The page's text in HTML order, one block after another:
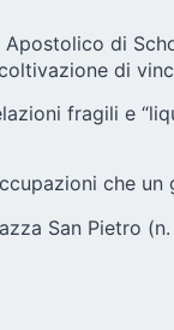
di
di
fragili e
che un
San Pietro